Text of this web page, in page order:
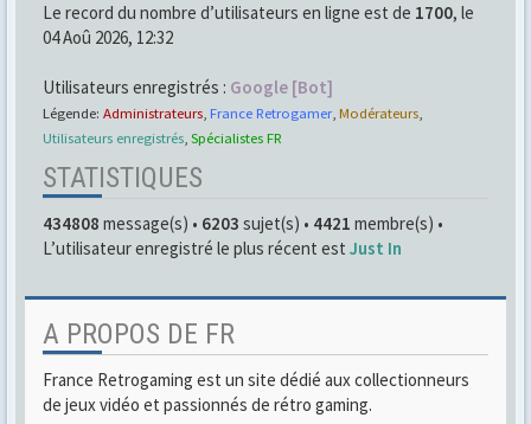
Le record du nombre d’utilisateurs en ligne est de 1700, le
04 Aoû 2026, 12:32
Utilisateurs enregistrés : Google [Bot]
Légende: Administrateurs France Retrogamer, Modérateurs
Utilisateurs enregistrés Spécialistes FR
STATISTIQUES
434808 message(s) • 6203 sujet(s) • 4421 membre(s) •
L’utilisateur enregistré le plus récent est Just In
A PROPOS DE FR
France Retrogaming est un site dédié aux collectionneurs
de jeux vidéo et passionnés de rétro gaming.